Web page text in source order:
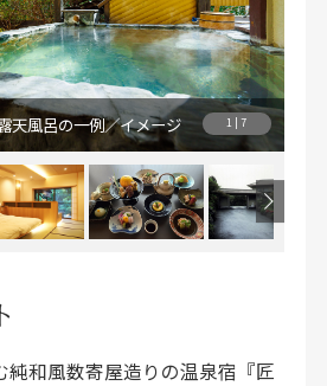
天風呂の一例／イメージ 1 | 7
純和風数寄屋造りの温泉宿『匠